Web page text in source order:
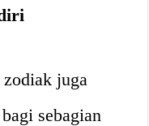
zodiak juga
sebagian